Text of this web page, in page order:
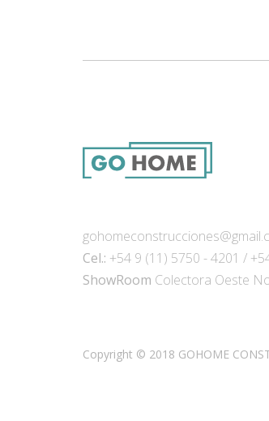
Cel.: +54 9 (11) 5750 - 4201 /
ShowRoom Colectora Oeste
Copyright © 2018 GOHOME